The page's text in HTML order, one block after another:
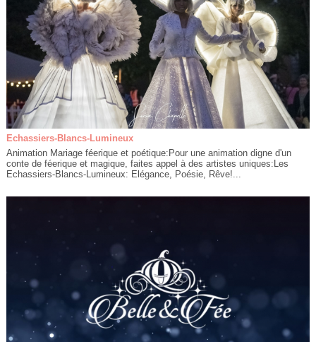
Echassiers-Blancs-Lumineux
Animation Mariage féerique et poétique:Pour une animation digne d'un
conte de féerique et magique, faites appel à des artistes uniques:Les
Echassiers-Blancs-Lumineux: Elégance, Poésie, Rêve!...